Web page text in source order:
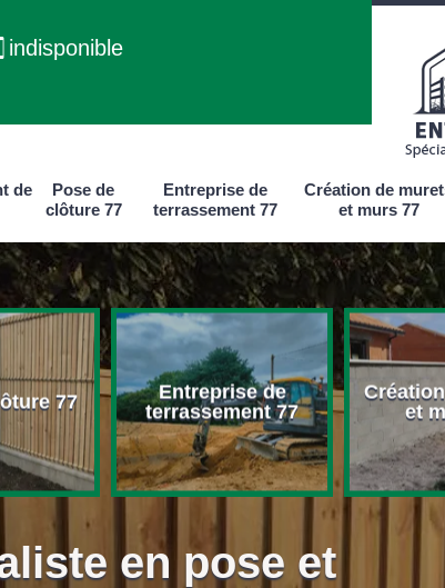
indisponible
de
Pose de
clôture 77
Entreprise de
terrassement 77
Création de
et murs 77
77
Entreprise de
terrassement 77
et
en pose et